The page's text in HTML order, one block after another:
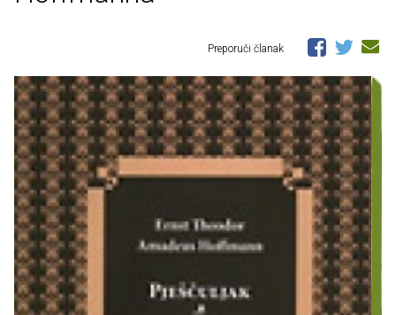
Preporuči članak